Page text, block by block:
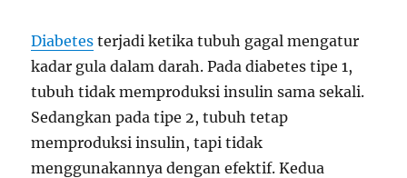
Diabetes terjadi ketika tubuh gagal mengatur
kadar gula dalam darah. Pada diabetes tipe 1,
tubuh tidak memproduksi insulin sama sekali.
Sedangkan pada tipe 2, tubuh tetap
memproduksi insulin, tapi tidak
menggunakannya dengan efektif. Kedua